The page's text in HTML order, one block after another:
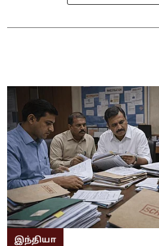
இந்தியா